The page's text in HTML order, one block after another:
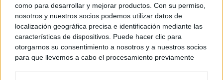
como para desarrollar y mejorar productos. Con su permiso,
nosotros y nuestros socios podemos utilizar datos de
localización geográfica precisa e identificación mediante las
características de dispositivos. Puede hacer clic para
otorgarnos su consentimiento a nosotros y a nuestros socios
para que llevemos a cabo el procesamiento previamente